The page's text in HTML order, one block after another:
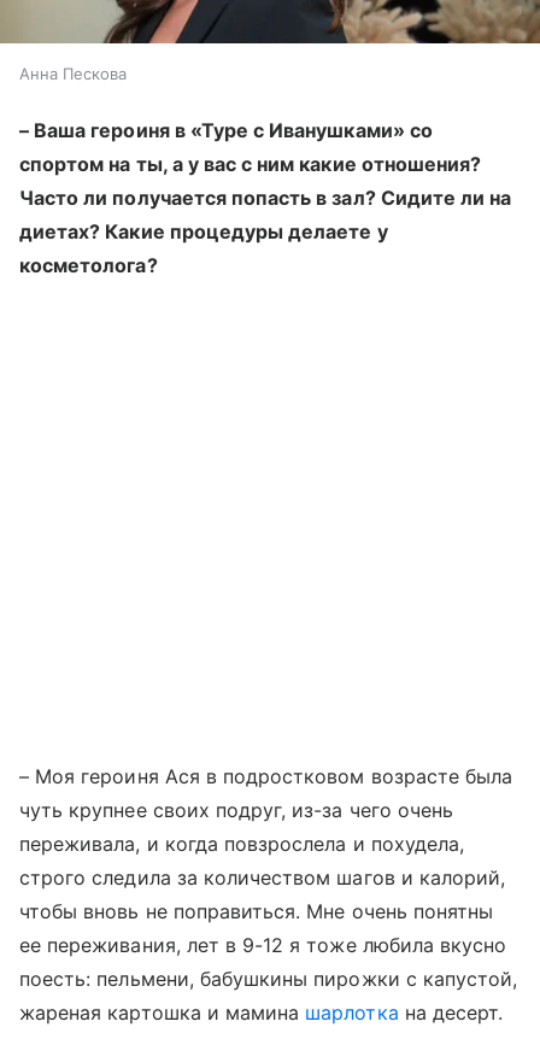
Анна Пескова
– Ваша героиня в «Туре с Иванушками» со
спортом на ты, а у вас с ним какие отношения?
Часто ли получается попасть в зал? Сидите ли на
диетах? Какие процедуры делаете у
косметолога?
– Моя героиня Ася в подростковом возрасте была
чуть крупнее своих подруг, из-за чего очень
переживала, и когда повзрослела и похудела,
строго следила за количеством шагов и калорий,
чтобы вновь не поправиться. Мне очень понятны
ее переживания, лет в 9-12 я тоже любила вкусно
поесть: пельмени, бабушкины пирожки с капустой,
жареная картошка и мамина шарлотка на десерт.